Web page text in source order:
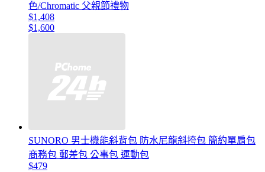
色/Chromatic 父親節禮物
$1,408
$1,600
SUNORO 男士機能斜背包 防水尼龍斜挎包 簡約單肩包
商務包 郵差包 公事包 運動包
$479